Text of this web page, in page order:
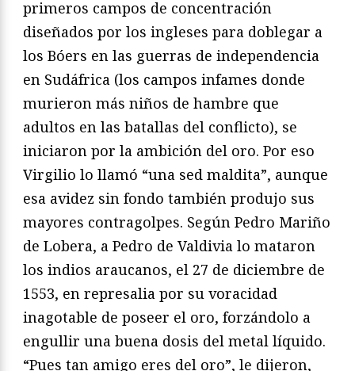
primeros campos de concentración
diseñados por los ingleses para doblegar a
los Bóers en las guerras de independencia
en Sudáfrica (los campos infames donde
murieron más niños de hambre que
adultos en las batallas del conflicto), se
iniciaron por la ambición del oro. Por eso
Virgilio lo llamó “una sed maldita”, aunque
esa avidez sin fondo también produjo sus
mayores contragolpes. Según Pedro Mariño
de Lobera, a Pedro de Valdivia lo mataron
los indios araucanos, el 27 de diciembre de
1553, en represalia por su voracidad
inagotable de poseer el oro, forzándolo a
engullir una buena dosis del metal líquido.
“Pues tan amigo eres del oro”, le dijeron,